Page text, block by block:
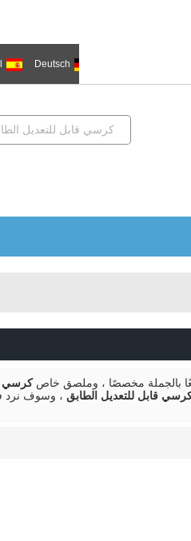
Deutsch
بالجملة مخصصًا ، وملصق خاصكرسي
قابل للتعديل الطابق ، وسوف نرد